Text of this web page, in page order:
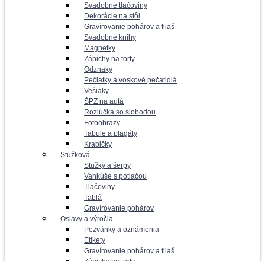
Svadobné tlačoviny
Dekorácie na stôl
Gravírovanie pohárov a fliaš
Svadobné knihy
Magnetky
Zápichy na torty
Odznaky
Pečiatky a voskové pečatidlá
Vešiaky
ŠPZ na autá
Rozlúčka so slobodou
Fotoobrazy
Tabule a plagáty
Krabičky
Stužková
Stužky a šerpy
Vankúše s potlačou
Tlačoviny
Tablá
Gravírovanie pohárov
Oslavy a výročia
Pozvánky a oznámenia
Etikety
Gravírovanie pohárov a fliaš